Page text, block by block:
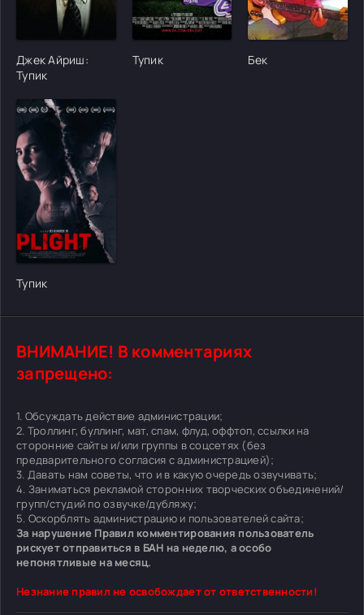
[/xfgiven_cvh_poster_urlcvh_poster_url]
Джек Айриш:
Тупик
[/xfgiven_cvh_poster_urlcvh_poster_url]
Тупик
[/
Бек
[/xfgiven_cvh_poster_urlcvh_poster_url]
Тупик
ВНИМАНИЕ! В комментариях
запрещено:
1. Обсуждать действие администрации;
2. Троллинг, буллинг, мат, спам, флуд, оффтоп, ссылки на
сторонние сайты и/или группы в соцсетях (без
предварительного согласия с администрацией);
3. Давать нам советы, что и в какую очередь озвучивать;
4. Заниматься рекламой сторонних творческих объединений/
групп/студий по озвучке/дубляжу;
5. Оскорблять администрацию и пользователей сайта;
За нарушение Правил комментирования пользователь
рискует отправиться в БАН на неделю, а особо
непонятливые на месяц.
Незнание правил не освобождает от ответственности!